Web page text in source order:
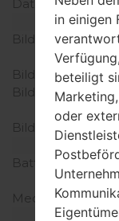
Daten
Bildschirmgröße
Bildschirmtyp
Bildschirmfarben
Batteriekapazität
Mechanische
in einigen
beteiligt
oder